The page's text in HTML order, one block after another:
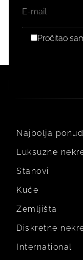
GDPRPročitao
Najbolja
Luksuzne
Stanovi
Kuće
Zemljišta
Diskretne
International